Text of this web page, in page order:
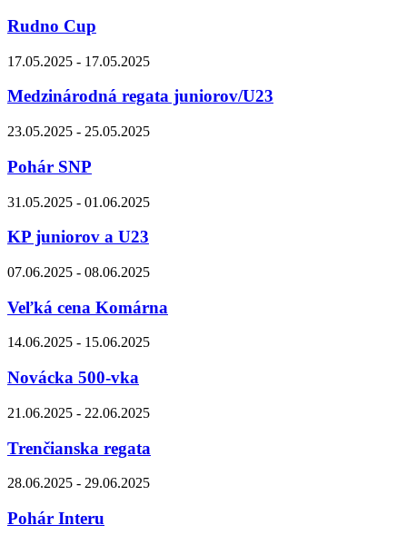
Rudno Cup
17.05.2025 - 17.05.2025
Medzinárodná regata juniorov/U23
23.05.2025 - 25.05.2025
Pohár SNP
31.05.2025 - 01.06.2025
KP juniorov a U23
07.06.2025 - 08.06.2025
Veľká cena Komárna
14.06.2025 - 15.06.2025
Novácka 500-vka
21.06.2025 - 22.06.2025
Trenčianska regata
28.06.2025 - 29.06.2025
Pohár Interu